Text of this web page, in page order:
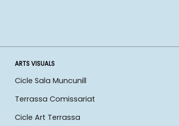
ARTS VISUALS
Cicle Sala Muncunill
Terrassa Comissariat
Cicle Art Terrassa